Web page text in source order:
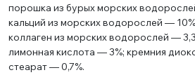
порошка из бурых морских
кальций из морских водорослей —
коллаген из морских водорослей —
лимонная кислота — 3%; кремния
стеарат — 0,7%.